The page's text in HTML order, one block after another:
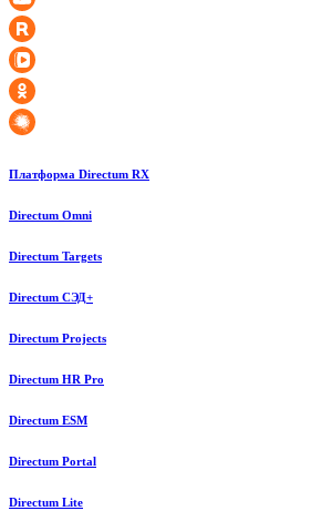
Платформа Directum RX
Directum Omni
Directum Targets
Directum СЭД+
Directum Projects
Directum HR Pro
Directum ESM
Directum Portal
Directum Lite